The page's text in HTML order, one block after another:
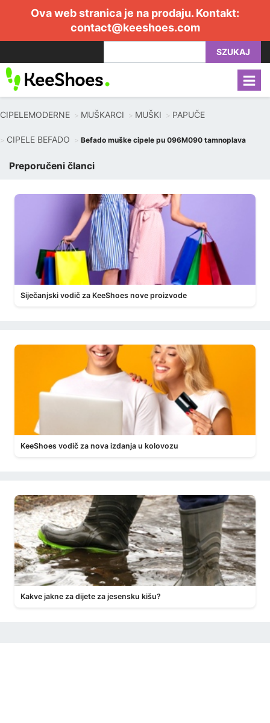
Ova web stranica je na prodaju. Kontakt:
contact@keeshoes.com
SZUKAJ
CIPELEMODERNE MUŠKARCI MUŠKI PAPUČE
CIPELE BEFADO Befado muške cipele pu 096M090 tamnoplava
Preporučeni članci
Siječanjski vodič za KeeShoes nove proizvode
KeeShoes vodič za nova izdanja u kolovozu
Kakve jakne za dijete za jesensku kišu?